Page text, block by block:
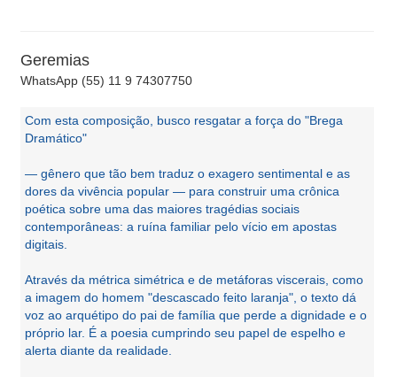
Geremias
WhatsApp (55) 11 9 74307750
Com esta composição, busco resgatar a força do "Brega
Dramático"
— gênero que tão bem traduz o exagero sentimental e as
dores da vivência popular — para construir uma crônica
poética sobre uma das maiores tragédias sociais
contemporâneas: a ruína familiar pelo vício em apostas
digitais.
Através da métrica simétrica e de metáforas viscerais, como
a imagem do homem "descascado feito laranja", o texto dá
voz ao arquétipo do pai de família que perde a dignidade e o
próprio lar. É a poesia cumprindo seu papel de espelho e
alerta diante da realidade.